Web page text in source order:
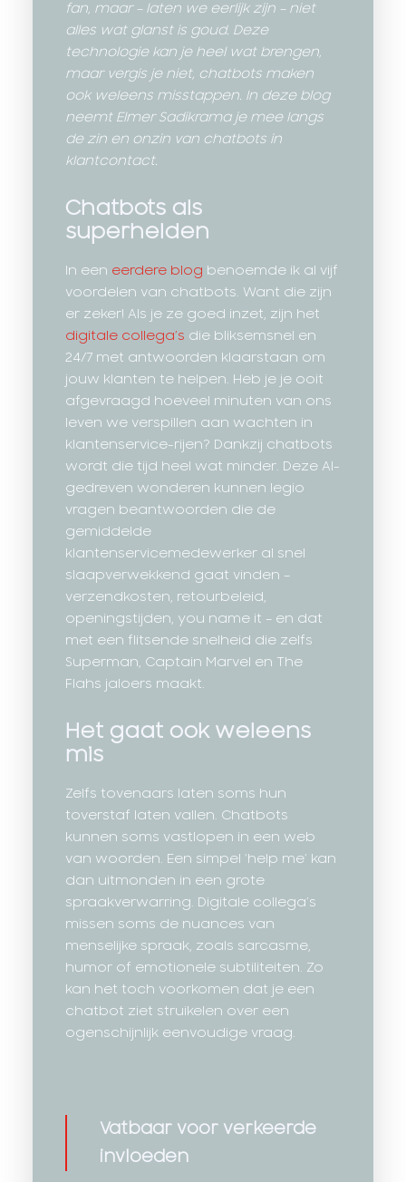
fan, maar – laten we eerlijk zijn – niet
alles wat glanst is goud. Deze
technologie kan je heel wat brengen,
maar vergis je niet, chatbots maken
ook weleens misstappen. In deze blog
neemt Elmer Sadikrama je mee langs
de zin en onzin van chatbots in
klantcontact.
Chatbots als
superhelden
In een eerdere blog benoemde ik al vijf
voordelen van chatbots. Want die zijn
er zeker! Als je ze goed inzet, zijn het
digitale collega’s die bliksemsnel en
24/7 met antwoorden klaarstaan om
jouw klanten te helpen. Heb je je ooit
afgevraagd hoeveel minuten van ons
leven we verspillen aan wachten in
klantenservice-rijen? Dankzij chatbots
wordt die tijd heel wat minder. Deze AI-
gedreven wonderen kunnen legio
vragen beantwoorden die de
gemiddelde
klantenservicemedewerker al snel
slaapverwekkend gaat vinden –
verzendkosten, retourbeleid,
openingstijden, you name it – en dat
met een flitsende snelheid die zelfs
Superman, Captain Marvel en The
Flahs jaloers maakt.
Het gaat ook weleens
mis
Zelfs tovenaars laten soms hun
toverstaf laten vallen. Chatbots
kunnen soms vastlopen in een web
van woorden. Een simpel ‘help me’ kan
dan uitmonden in een grote
spraakverwarring. Digitale collega’s
missen soms de nuances van
menselijke spraak, zoals sarcasme,
humor of emotionele subtiliteiten. Zo
kan het toch voorkomen dat je een
chatbot ziet struikelen over een
ogenschijnlijk eenvoudige vraag.
Vatbaar voor verkeerde
invloeden